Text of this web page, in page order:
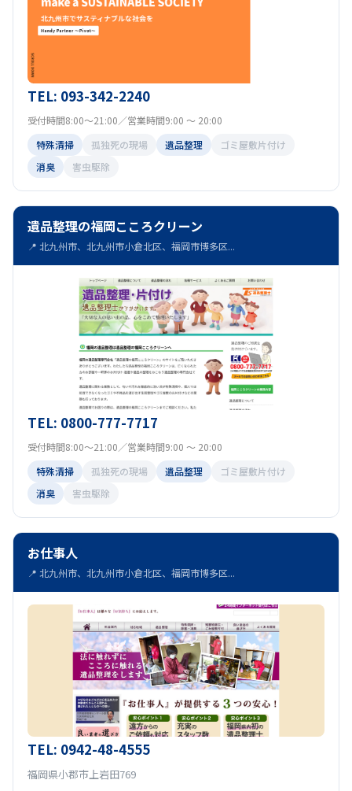
TEL: 093-342-2240
受付時間8:00～21:00／営業時間9:00 ～ 20:00
特殊清掃
孤独死の現場 遺品整理
ゴミ屋敷片付け
消臭
害虫駆除
遺品整理の福岡こころクリーン
📍 北九州市、北九州市小倉北区、福岡市博多区...
TEL: 0800-777-7717
受付時間8:00～21:00／営業時間9:00 ～ 20:00
特殊清掃
孤独死の現場 遺品整理
ゴミ屋敷片付け
消臭
害虫駆除
お仕事人
📍 北九州市、北九州市小倉北区、福岡市博多区...
TEL: 0942-48-4555
福岡県小郡市上岩田769